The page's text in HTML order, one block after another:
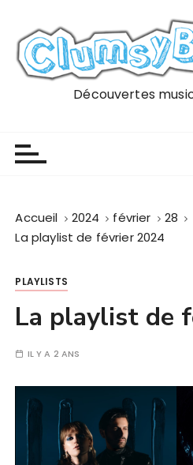
Découvertes
Accueil 2024 février
28
La playlist de février 2024
PLAYLISTS
La playlist de
IL Y A 2 ANS